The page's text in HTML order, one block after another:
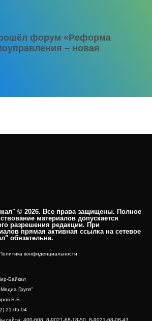
форум «Реформа
– новая
© 2026. Все права защищены. Полное
материалов допускается
разрешения редакции. При
прямая активная ссылка на сетевое
обязательна.​
конфиденциальности
Байкал
Групп"
Б.Б.
21-05-04
сайта: 400-608, 8-9021-68-18-50, 8-9021-68-08-43